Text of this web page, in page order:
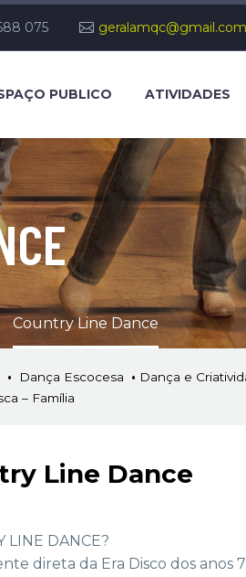
075 geralamqc@gmail.com
PUBLICO ATIVIDADES
Country Line Dance
• Dança Escocesa • Dança e
– Família
Line Dance
LINE DANCE?
direta da Era Disco dos anos